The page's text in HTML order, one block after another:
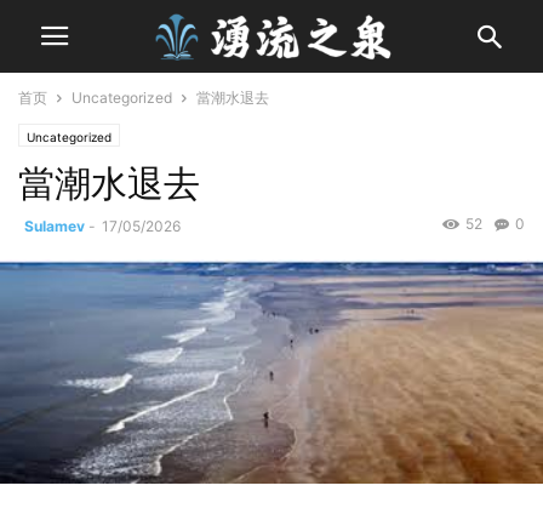
首页 Uncategorized 當潮水退去
Uncategorized
當潮水退去
Sulamev - 17/05/2026 0
52